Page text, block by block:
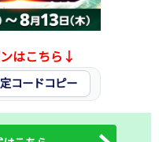
はこちら↓
コードコピー